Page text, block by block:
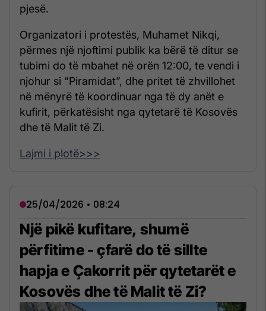
pjesë.
Organizatori i protestës, Muhamet Nikqi,
përmes një njoftimi publik ka bërë të ditur se
tubimi do të mbahet në orën 12:00, te vendi i
njohur si “Piramidat”, dhe pritet të zhvillohet
në mënyrë të koordinuar nga të dy anët e
kufirit, përkatësisht nga qytetarë të Kosovës
dhe të Malit të Zi.
Lajmi i plotë>>>
25/04/2026 • 08:24
Një pikë kufitare, shumë
përfitime - çfarë do të sillte
hapja e Çakorrit për qytetarët e
Kosovës dhe të Malit të Zi?